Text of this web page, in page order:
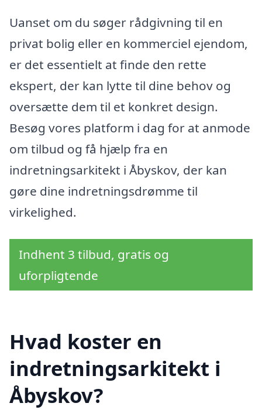
Uanset om du søger rådgivning til en
privat bolig eller en kommerciel ejendom,
er det essentielt at finde den rette
ekspert, der kan lytte til dine behov og
oversætte dem til et konkret design.
Besøg vores platform i dag for at anmode
om tilbud og få hjælp fra en
indretningsarkitekt i Åbyskov, der kan
gøre dine indretningsdrømme til
virkelighed.
Indhent 3 tilbud, gratis og
uforpligtende
Hvad koster en
indretningsarkitekt i
Åbyskov?